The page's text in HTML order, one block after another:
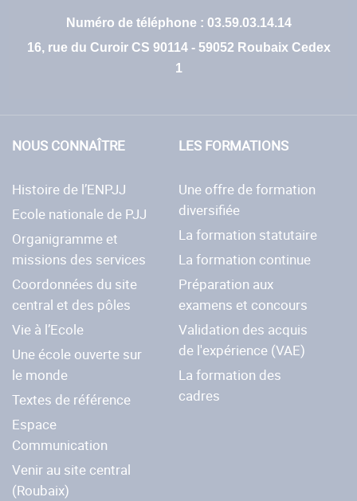
Numéro de téléphone : 03.59.03.14.14
16, rue du Curoir CS 90114 - 59052 Roubaix Cedex
1
NOUS CONNAÎTRE
Histoire de l’ENPJJ
Ecole nationale de PJJ
Organigramme et
missions des services
Coordonnées du site
central et des pôles
Vie à l’Ecole
Une école ouverte sur
le monde
Textes de référence
Espace
Communication
Venir au site central
(Roubaix)
LES FORMATIONS
Une offre de formation
diversifiée
La formation statutaire
La formation continue
Préparation aux
examens et concours
Validation des acquis
de l'expérience (VAE)
La formation des
cadres